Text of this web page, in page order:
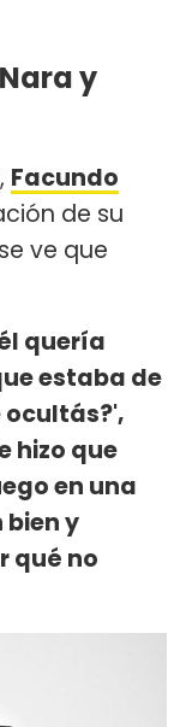
y
Facundo
de su
ve que
quería
estaba de
ocultás?',
hizo que
en una
y
qué no